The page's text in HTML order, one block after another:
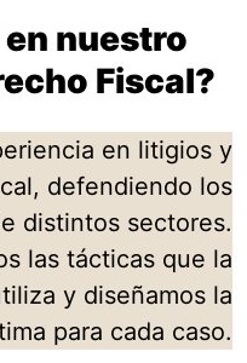
nuestro
Fiscal?
en litigios y
defendiendo los
distintos sectores.
las tácticas que la
y diseñamos la
para cada caso.